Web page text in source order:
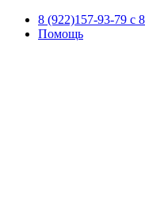
8 (922)157-93-79 c
Помощь